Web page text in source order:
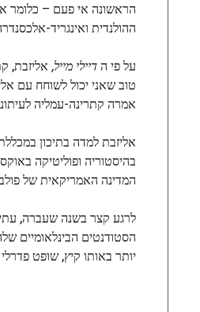
הראשונה אי פעם – כלומר
ההולנדית ואינגריד-
על פי הדיילי מייל, אליזבת,
טוב שאני יכול לשוחח עם
אמרה קתרינה-עמליה
המדינה האמריקאית של
יותר באותו קיץ, שופט